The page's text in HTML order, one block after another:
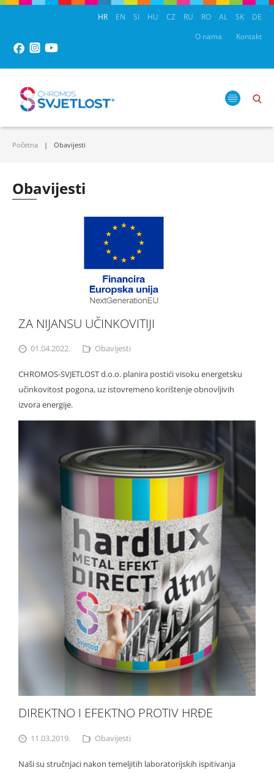
HR EN SI HU CZ RU RO AL SK
DE
O nama
Kontakt
Početna Obavijesti
Obavijesti
ZA NIJANSU UČINKOVITIJI
01.04.2022. Obavijesti
CHROMOS-SVJETLOST d.o.o. planira postići visoku energetsku
učinkovitost pogona, uz istovremeno korištenje obnovljivih
izvora energije.
DIREKTNO I EFEKTNO PROTIV HRĐE
11.03.2019. Obavijesti
Naši su stručnjaci nakon temeljitih laboratorijskih ispitivanja